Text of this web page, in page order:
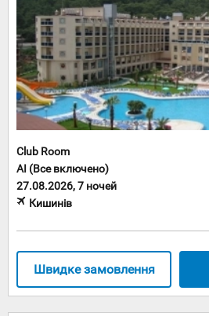
Club Room
AI (Все включено)
27.08.2026, 7 ночей
Кишинів
Швидке замовлення